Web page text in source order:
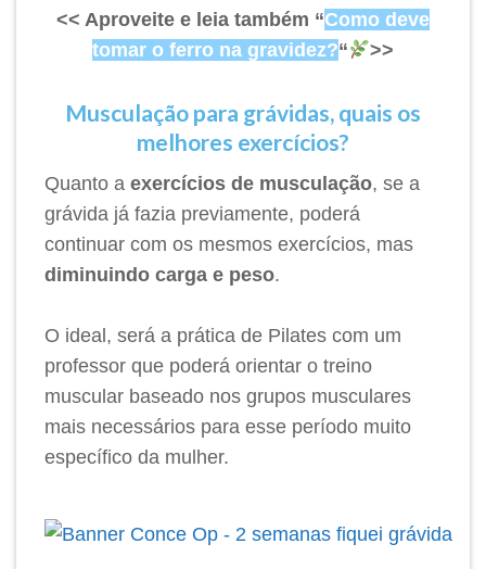
<< Aproveite e leia também “Como deve
tomar o ferro na gravidez?“ >>
Musculação para grávidas, quais os
melhores exercícios?
Quanto aexercícios de musculação, se a
grávida já fazia previamente, poderá
continuar com os mesmos exercícios, mas
diminuindo carga e peso.
O ideal, será a prática de Pilates com um
professor que poderá orientar o treino
muscular baseado nos grupos musculares
mais necessários para esse período muito
específico da mulher.